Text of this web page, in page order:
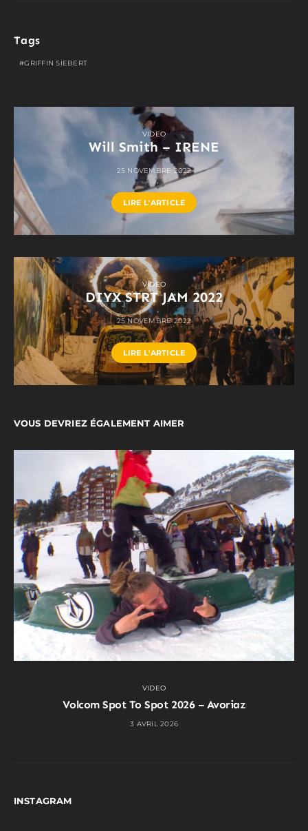
Tags
GRIFFIN SIEBERT
VIDEO
Will Smith – IRENE
25 NOVEMBRE 2022
LIRE L'ARTICLE
VIDEO
DIYX STRT JAM 2022
25 NOVEMBRE 2022
LIRE L'ARTICLE
VOUS DEVRIEZ ÉGALEMENT AIMER
VIDEO
Volcom Spot To Spot 2026 – Avoriaz
3 AVRIL 2026
INSTAGRAM